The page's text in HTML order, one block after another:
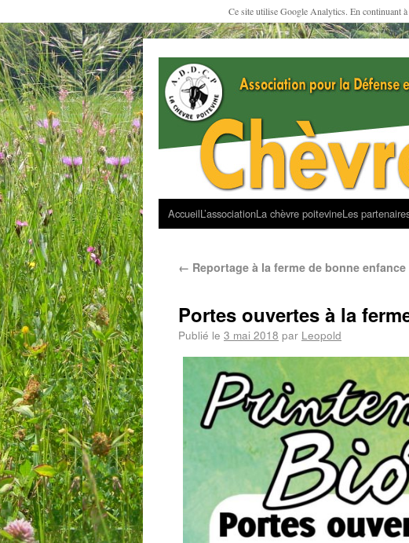
Ce site utilise Google Analytics. En continuant
AccueilL’associationLa chèvre poitevineLes
← Reportage à la ferme de bonne enfance
Portes ouvertes à la
Publié le 3 mai 2018 par Leopold